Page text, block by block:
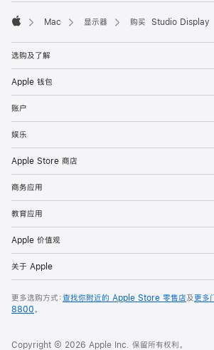
Mac 显示器 购买 Studio Display
选购及了解
Apple 钱包
账户
娱乐
Apple Store 商店
商务应用
教育应用
Apple 价值观
关于 Apple
更多选购方式：查找你附近的 Apple Store 零售店及更多
8800。
Copyright © 2026 Apple Inc. 保留所有权利。